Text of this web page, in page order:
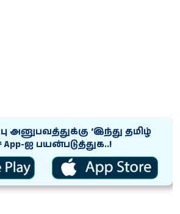
அனுபவத்துக்கு ‘இந்து தமிழ்
App-ஐ பயன்படுத்துக..!